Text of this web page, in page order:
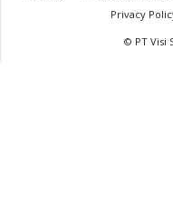
Privacy
© PT Visi